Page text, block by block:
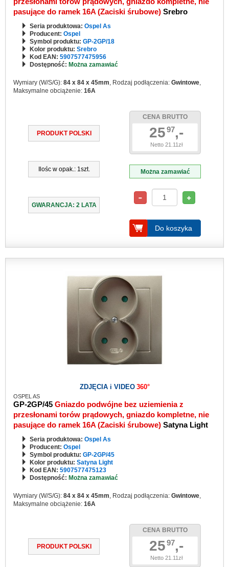
pasujące do ramek 16A (Zaciski śrubowe) Srebro
Seria produktowa: Ospel As
Producent: Ospel
Symbol produktu: GP-2GP/18
Kolor produktu: Srebro
Kod EAN: 5907577475956
Dostępność: Można zamawiać
Wymiary (W/S/G): 84 x 84 x 45mm, Rodzaj podłączenia: Gwintowe,
Maksymalne obciążenie: 16A
PRODUKT POLSKI
Ilośc w opak.: 1szt.
GWARANCJA: 2 LATA
CENA BRUTTO
2597,-
Netto 21.11zł
Można zamawiać
Do koszyka
ZDJĘCIA i VIDEO 360°
OSPEL AS
GP-2GP/45 Gniazdo podwójne bez uziemienia z
przesłonami torów prądowych, gniazdo kompletne, nie
pasujące do ramek 16A (Zaciski śrubowe) Satyna Light
Seria produktowa: Ospel As
Producent: Ospel
Symbol produktu: GP-2GP/45
Kolor produktu: Satyna Light
Kod EAN: 5907577475123
Dostępność: Można zamawiać
Wymiary (W/S/G): 84 x 84 x 45mm, Rodzaj podłączenia: Gwintowe,
Maksymalne obciążenie: 16A
PRODUKT POLSKI
CENA BRUTTO
2597,-
Netto 21.11zł